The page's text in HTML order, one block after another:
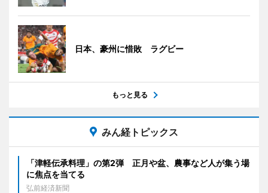
日本、豪州に惜敗 ラグビー
もっと見る
みん経トピックス
「津軽伝承料理」の第2弾 正月や盆、農事など人が集う場
に焦点を当てる
弘前経済新聞